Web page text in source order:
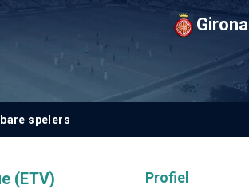
Girona
spelers
(ETV) Profiel